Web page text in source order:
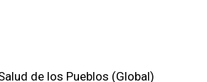
de los Pueblos (Global)